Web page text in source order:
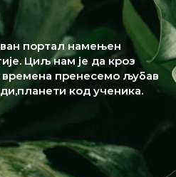
портал намењен
Циљ нам је да кроз
пренесемо љубав
код ученика.